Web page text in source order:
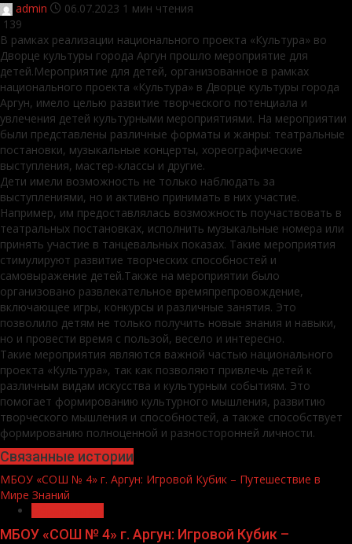
admin 06.07.2023 1 мин чтения
139
В рамках реализации национального проекта «Культура» во
Дворце культуры города Аргун прошло мероприятие для
детей.Мероприятие для детей, организованное в рамках
национального проекта «Культура» в Дворце культуры города
Аргун, имело целью развитие творческого потенциала и
увлечения детей культурными мероприятиями. На мероприятии
были представлены различные форматы и жанры: театральные
постановки, музыкальные концерты, хореографические
выступления, мастер-классы и другие.
Дети имели возможность не только наблюдать за
выступлениями, но и активно принимать в них участие.
Например, им предоставлялась возможность поучаствовать в
театральных постановках, исполнить музыкальные номера или
принять участие в танцевальных показах. Такие мероприятия
стимулируют развитие творческих способностей и
самовыражение детей.Также на мероприятии было
организовано развлекательное времяпрепровождение,
включающее игры, конкурсы и различные занятия. Это
позволило детям не только получить новые знания и навыки,
но и провести время с пользой, весело и интересно.
Такие мероприятия являются важной частью национального
проекта «Культура», так как позволяют привлечь детей к
различным видам искусства и культурным событиям. Это
помогает формированию культурного мышления, развитию
творческого мышления и способностей, а также способствует
формированию полноценной и разносторонней личности.
Связанные истории
МБОУ «СОШ № 4» г. Аргун: Игровой Кубик – Путешествие в
Мире Знаний
МБОУ «СОШ № 4» г. Аргун: Игровой Кубик –